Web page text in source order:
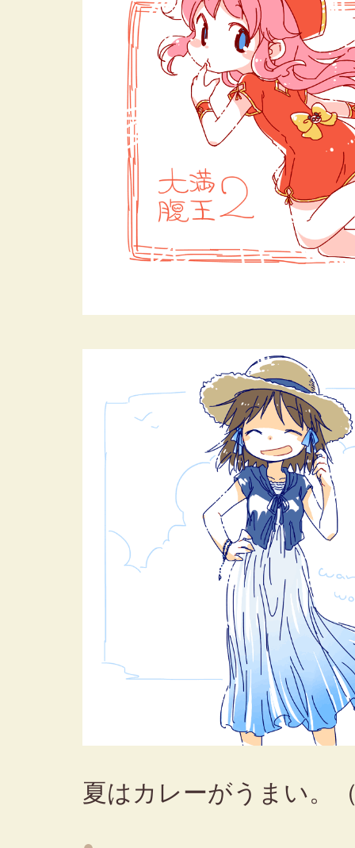
夏はカレーがうまい。